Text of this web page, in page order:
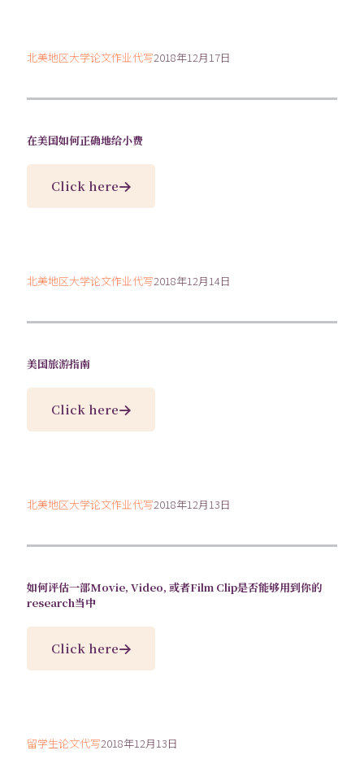
北美地区大学论文作业代写2018年12月17日
在美国如何正确地给小费
Click here
北美地区大学论文作业代写2018年12月14日
美国旅游指南
Click here
北美地区大学论文作业代写2018年12月13日
如何评估一部Movie, Video, 或者Film Clip是否能够用到你的
research当中
Click here
留学生论文代写2018年12月13日